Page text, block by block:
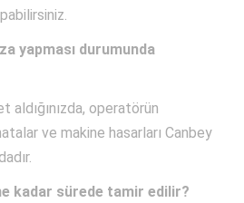
yapması durumunda
aldığınızda, operatörün
ve makine hasarları Canbey
kadar sürede tamir edilir?